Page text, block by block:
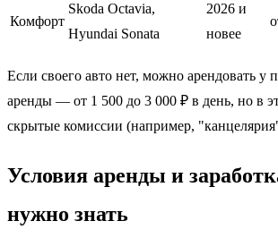
Комфорт
Skoda Octavia,
Hyundai Sonata
2026 и
новее
Если своего авто нет, можно арендовать у
аренды — от 1 500 до 3 000 ₽ в день, но в
скрытые комиссии (например,
Условия аренды и
нужно знать